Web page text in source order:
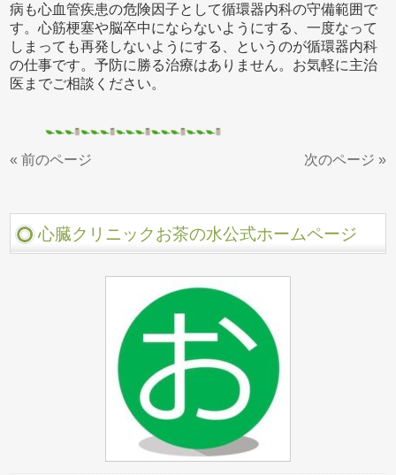
病も心血管疾患の危険因子として循環器内科の守備範囲で
す。心筋梗塞や脳卒中にならないようにする、一度なって
しまっても再発しないようにする、というのが循環器内科
の仕事です。予防に勝る治療はありません。お気軽に主治
医までご相談ください。
« 前のページ 次のページ »
心臓クリニックお茶の水公式ホームページ